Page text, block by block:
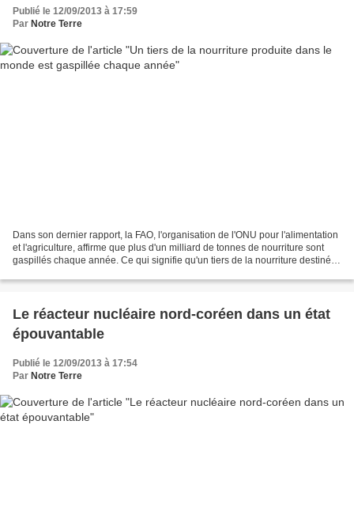
Publié le 12/09/2013 à 17:59
Par Notre Terre
Dans son dernier rapport, la FAO, l'organisation de l'ONU pour l'alimentation
et l'agriculture, affirme que plus d'un milliard de tonnes de nourriture sont
gaspillés chaque année. Ce qui signifie qu'un tiers de la nourriture destinée
Le réacteur nucléaire nord-coréen dans un état
épouvantable
Publié le 12/09/2013 à 17:54
Par Notre Terre